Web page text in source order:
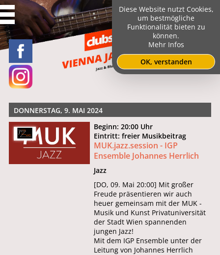
DONNERSTAG, 9. MAI 2024
Beginn: 20:00 Uhr
Eintritt: freier Musikbeitrag
MUK.jazz.session - IGP
Ensemble Johannes Herrlich
Jazz
[DO, 09. Mai 20:00] Mit großer
Freude präsentieren wir auch
heuer gemeinsam mit der MUK -
Musik und Kunst Privatuniversität
der Stadt Wien spannenden
jungen Jazz!
Mit dem IGP Ensemble unter der
Leitung von Johannes Herrlich
Diese Website nutzt Cookies,
um bestmögliche
Funktionalität bieten zu
können.
Mehr Infos
OK, verstanden